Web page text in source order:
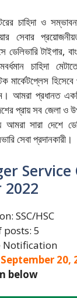
চাহিদা ও
সেবার
টাইগার,
চাহিদা
মার্কেটপ্লেস
আমরা প্রধানত
প্রায় সব জেলা ও
সারা দেশে
সেবা প্রদানকারী।
Service
2022
SSC/HSC
5
Notification
20,
below